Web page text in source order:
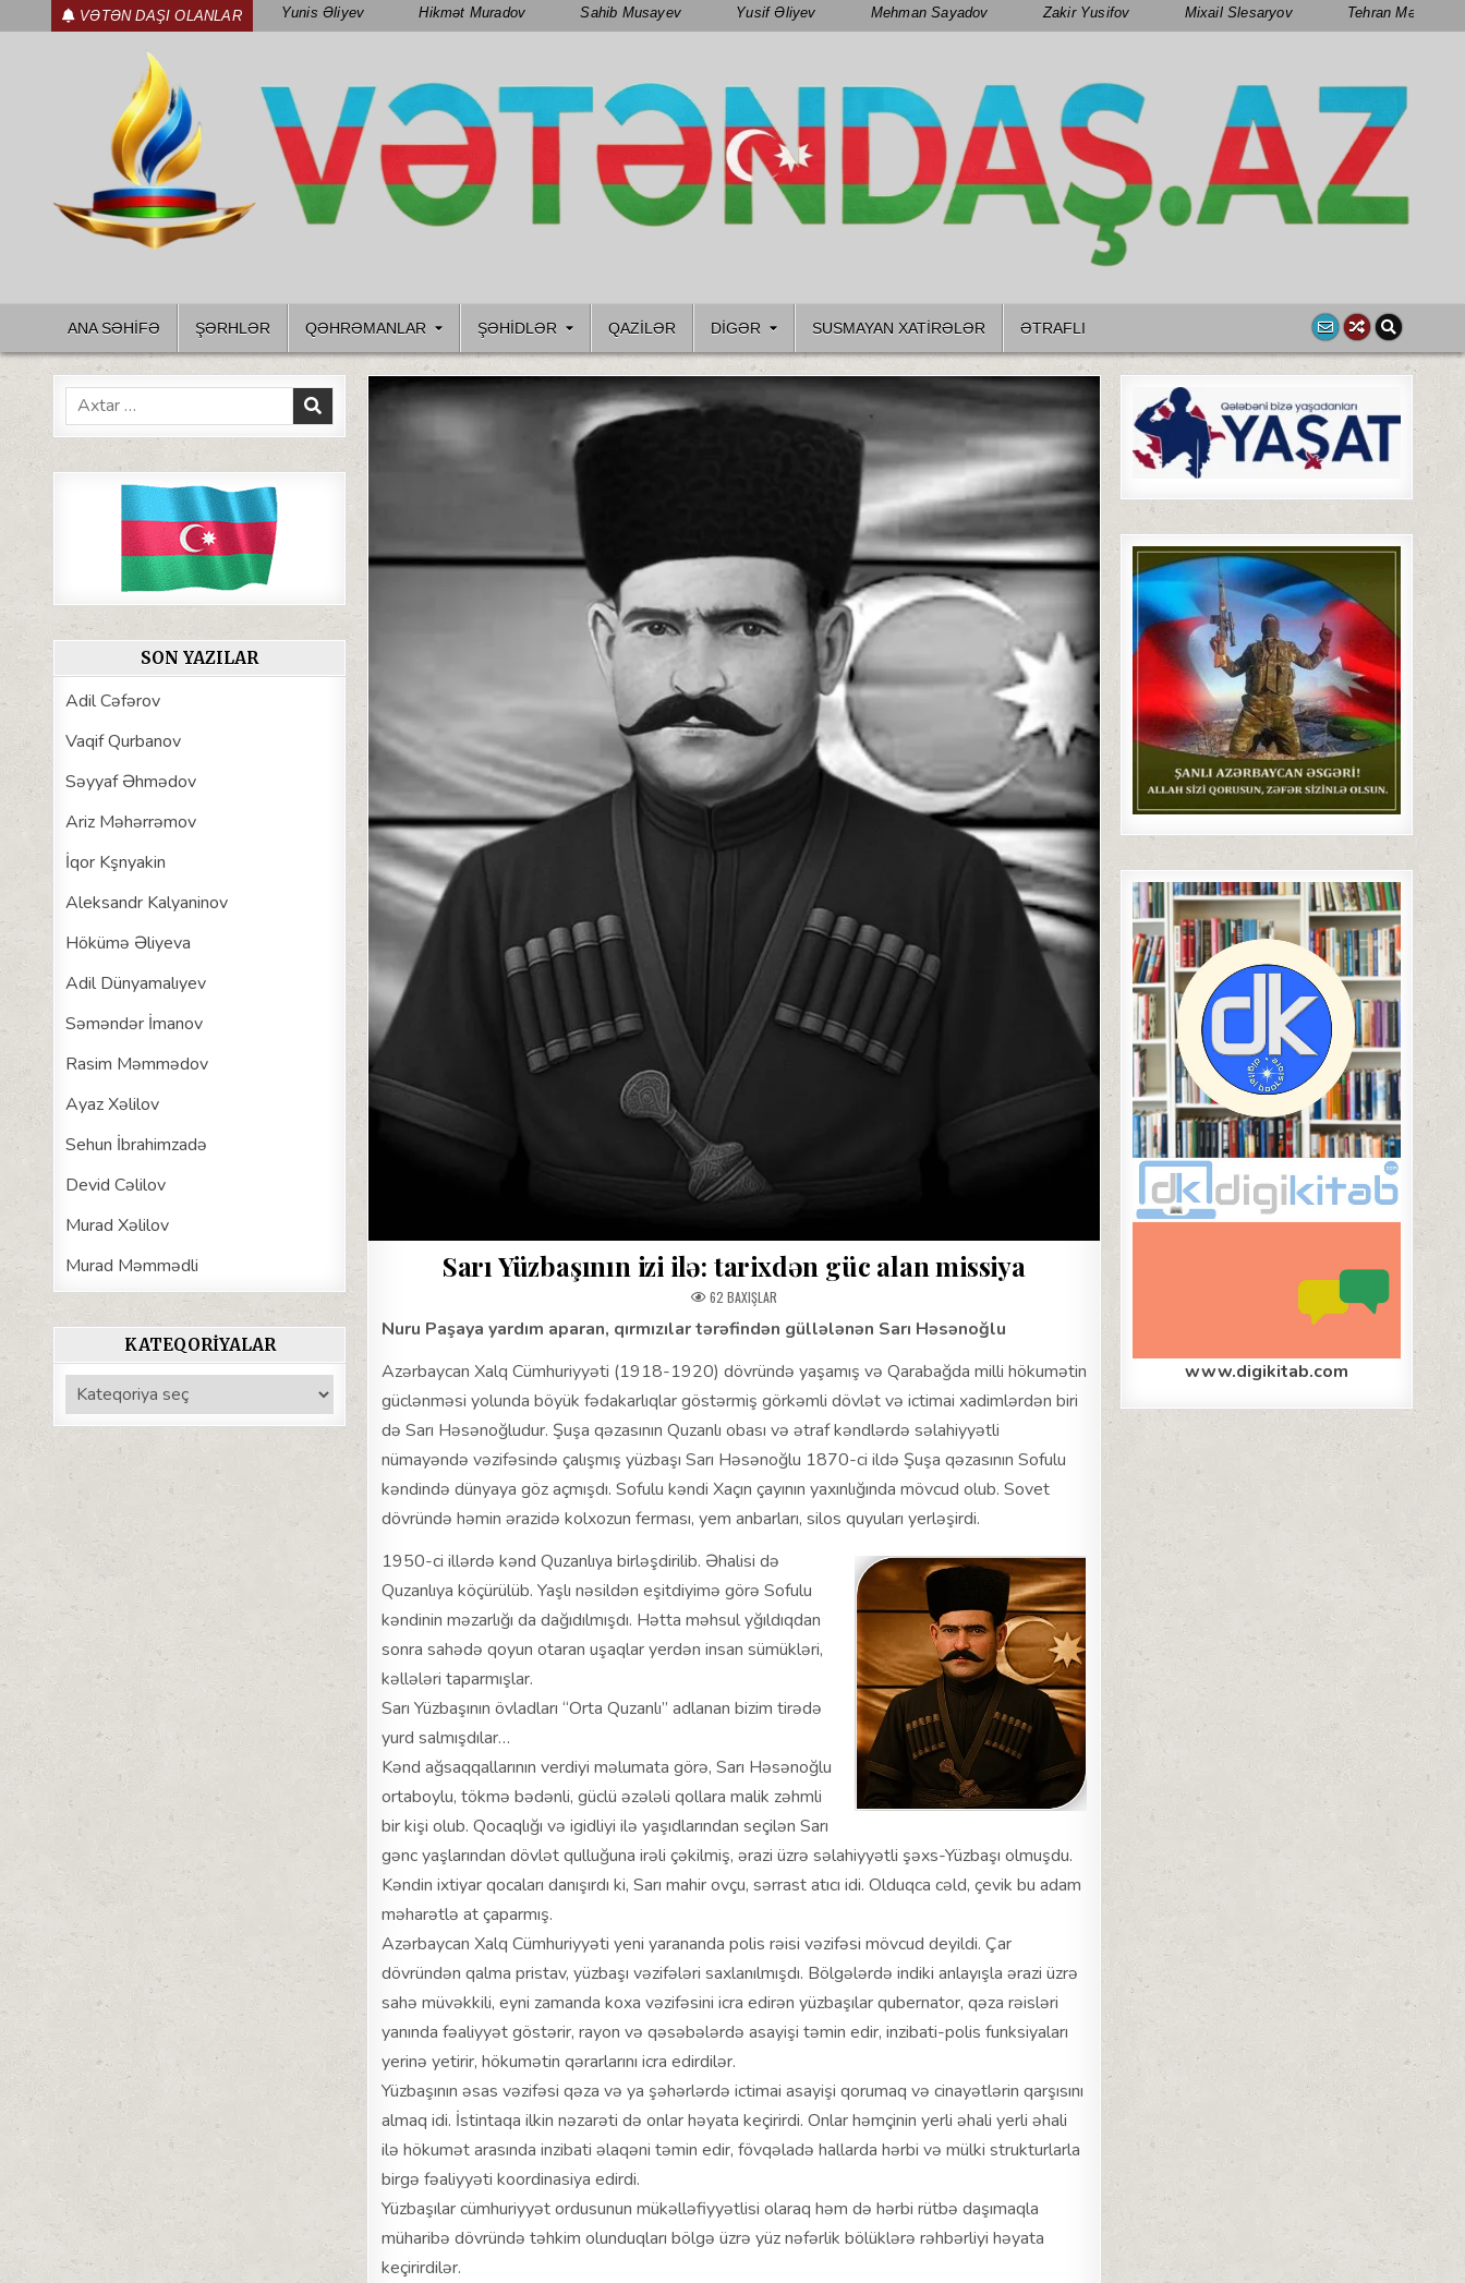
to
VƏTƏN DAŞI OLANLAR Yunis Əliyev Hikmət Muradov Sahib Musayev Yusif Əliyev Mehman Sayadov Zakir Yusifov Mixail Slesaryov Tehran Mənsimov
ANA SƏHİFƏ ŞƏRHLƏR QƏHRƏMANLAR ŞƏHIDLƏR QAZILƏR DIGƏR SUSMAYAN XATİRƏLƏR ƏTRAFLI
Sarı Yüzbaşının izi ilə: tarixdən güc alan missiya
62 BAXIŞLAR
Nuru Paşaya yardım aparan, qırmızılar tərəfindən güllələnən Sarı Həsənoğlu
Azərbaycan Xalq Cümhuriyyəti (1918-1920) dövründə yaşamış və Qarabağda milli hökumətin
güclənməsi yolunda böyük fədakarlıqlar göstərmiş görkəmli dövlət və ictimai xadimlərdən biri
də Sarı Həsənoğludur. Şuşa qəzasının Quzanlı obası və ətraf kəndlərdə səlahiyyətli
nümayəndə vəzifəsində çalışmış yüzbaşı Sarı Həsənoğlu 1870-ci ildə Şuşa qəzasının Sofulu
kəndində dünyaya göz açmışdı. Sofulu kəndi Xaçın çayının yaxınlığında mövcud olub. Sovet
dövründə həmin ərazidə kolxozun ferması, yem anbarları, silos quyuları yerləşirdi.
1950-ci illərdə kənd Quzanlıya birləşdirilib. Əhalisi də
Quzanlıya köçürülüb. Yaşlı nəsildən eşitdiyimə görə Sofulu
kəndinin məzarlığı da dağıdılmışdı. Hətta məhsul yğıldıqdan
sonra sahədə qoyun otaran uşaqlar yerdən insan sümükləri,
kəllələri taparmışlar.
Sarı Yüzbaşının övladları “Orta Quzanlı” adlanan bizim tirədə
yurd salmışdılar…
Kənd ağsaqqallarının verdiyi məlumata görə, Sarı Həsənoğlu
ortaboylu, tökmə bədənli, güclü əzələli qollara malik zəhmli
bir kişi olub. Qocaqlığı və igidliyi ilə yaşıdlarından seçilən Sarı
gənc yaşlarından dövlət qulluğuna irəli çəkilmiş, ərazi üzrə səlahiyyətli şəxs-Yüzbaşı olmuşdu.
Kəndin ixtiyar qocaları danışırdı ki, Sarı mahir ovçu, sərrast atıcı idi. Olduqca cəld, çevik bu adam
məharətlə at çaparmış.
Azərbaycan Xalq Cümhuriyyəti yeni yarananda polis rəisi vəzifəsi mövcud deyildi. Çar
dövründən qalma pristav, yüzbaşı vəzifələri saxlanılmışdı. Bölgələrdə indiki anlayışla ərazi üzrə
sahə müvəkkili, eyni zamanda koxa vəzifəsini icra edirən yüzbaşılar qubernator, qəza rəisləri
yanında fəaliyyət göstərir, rayon və qəsəbələrdə asayişi təmin edir, inzibati-polis funksiyaları
yerinə yetirir, hökumətin qərarlarını icra edirdilər.
Yüzbaşının əsas vəzifəsi qəza və ya şəhərlərdə ictimai asayişi qorumaq və cinayətlərin qarşısını
almaq idi. İstintaqa ilkin nəzarəti də onlar həyata keçirirdi. Onlar həmçinin yerli əhali yerli əhali
ilə hökumət arasında inzibati əlaqəni təmin edir, fövqəladə hallarda hərbi və mülki strukturlarla
birgə fəaliyyəti koordinasiya edirdi.
Yüzbaşılar cümhuriyyət ordusunun mükəlləfiyyətlisi olaraq həm də hərbi rütbə daşımaqla
müharibə dövründə təhkim olunduqları bölgə üzrə yüz nəfərlik bölüklərə rəhbərliyi həyata
keçirirdilər.
Search
for:
SON YAZILAR
Adil Cəfərov
Vaqif Qurbanov
Səyyaf Əhmədov
Ariz Məhərrəmov
İqor Kşnyakin
Aleksandr Kalyaninov
Hökümə Əliyeva
Adil Dünyamalıyev
Səməndər İmanov
Rasim Məmmədov
Ayaz Xəlilov
Sehun İbrahimzadə
Devid Cəlilov
Murad Xəlilov
Murad Məmmədli
KATEQORIYALAR
Kateqoriyalar
www.digikitab.com